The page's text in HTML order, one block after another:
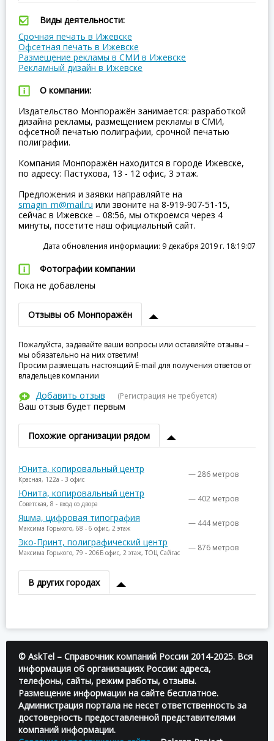
Виды деятельности:
Срочная печать в Ижевске
Офсетная печать в Ижевске
Размещение рекламы в СМИ в Ижевске
Рекламный дизайн в Ижевске
О компании:
Издательство Монпоражён занимается: разработкой
дизайна рекламы, размещением рекламы в СМИ,
офсетной печатью полиграфии, срочной печатью
полиграфии.
Компания Монпоражён находится в городе Ижевске,
по адресу: Пастухова, 13 - 12 офис, 3 этаж.
Предложения и заявки направляйте на
smagin_m@mail.ru или звоните на 8-919-907-51-15,
сейчас в Ижевске – 08:56, мы откроемся через 4
минуты, посетите наш официальный сайт.
Дата обновления информации: 9 декабря 2019 г. 18:19:07
Фотографии компании
Пока не добавлены
Отзывы об Монпоражён
Пожалуйста, задавайте ваши вопросы или оставляйте отзывы –
мы обязательно на них ответим!
Просим размещать настоящий E-mail для получения ответов от
владельцев компании
Добавить отзыв (Регистрация не требуется)
Ваш отзыв будет первым
Похожие организации рядом
Юнита, копировальный центр
Красная, 122а - 3 офис — 286 метров
Юнита, копировальный центр
Советская, 8 - вход со двора — 402 метров
Яшма, цифровая типография
Максима Горького, 68 - 6 офис, 2 этаж — 444 метров
Эко-Принт, полиграфический центр
Максима Горького, 79 - 206Б офис, 2 этаж, ТОЦ Сайгас — 876 метров
В других городах
© AskTel – Справочник компаний России 2014-2025. Вся
информация об организациях России: адреса,
телефоны, сайты, режим работы, отзывы.
Размещение информации на сайте бесплатное.
Администрация портала не несет ответственность за
достоверность предоставленной представителями
компаний информации.